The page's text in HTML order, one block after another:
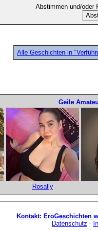
Abstimmen und/oder
Alle Geschichten in
Geile
Rosally
Kontakt: EroGeschichten
Datenschutz -